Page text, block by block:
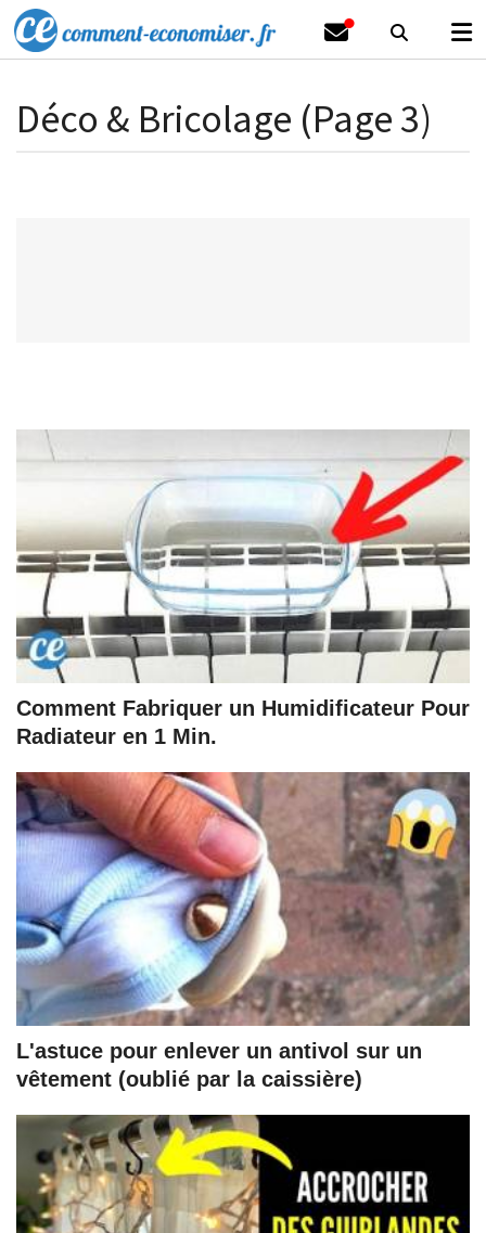
Déco & Bricolage (Page 3)
Comment Fabriquer un Humidificateur Pour
Radiateur en 1 Min.
L'astuce pour enlever un antivol sur un
vêtement (oublié par la caissière)